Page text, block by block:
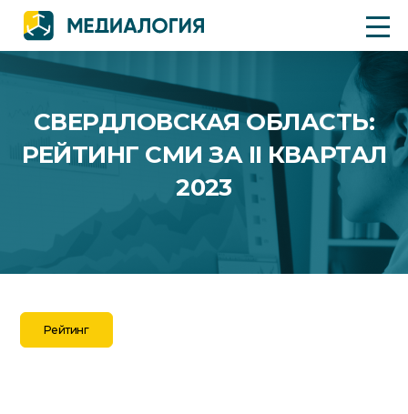
СВЕРДЛОВСКАЯ ОБЛАСТЬ:
РЕЙТИНГ СМИ ЗА II КВАРТАЛ
2023
Рейтинг